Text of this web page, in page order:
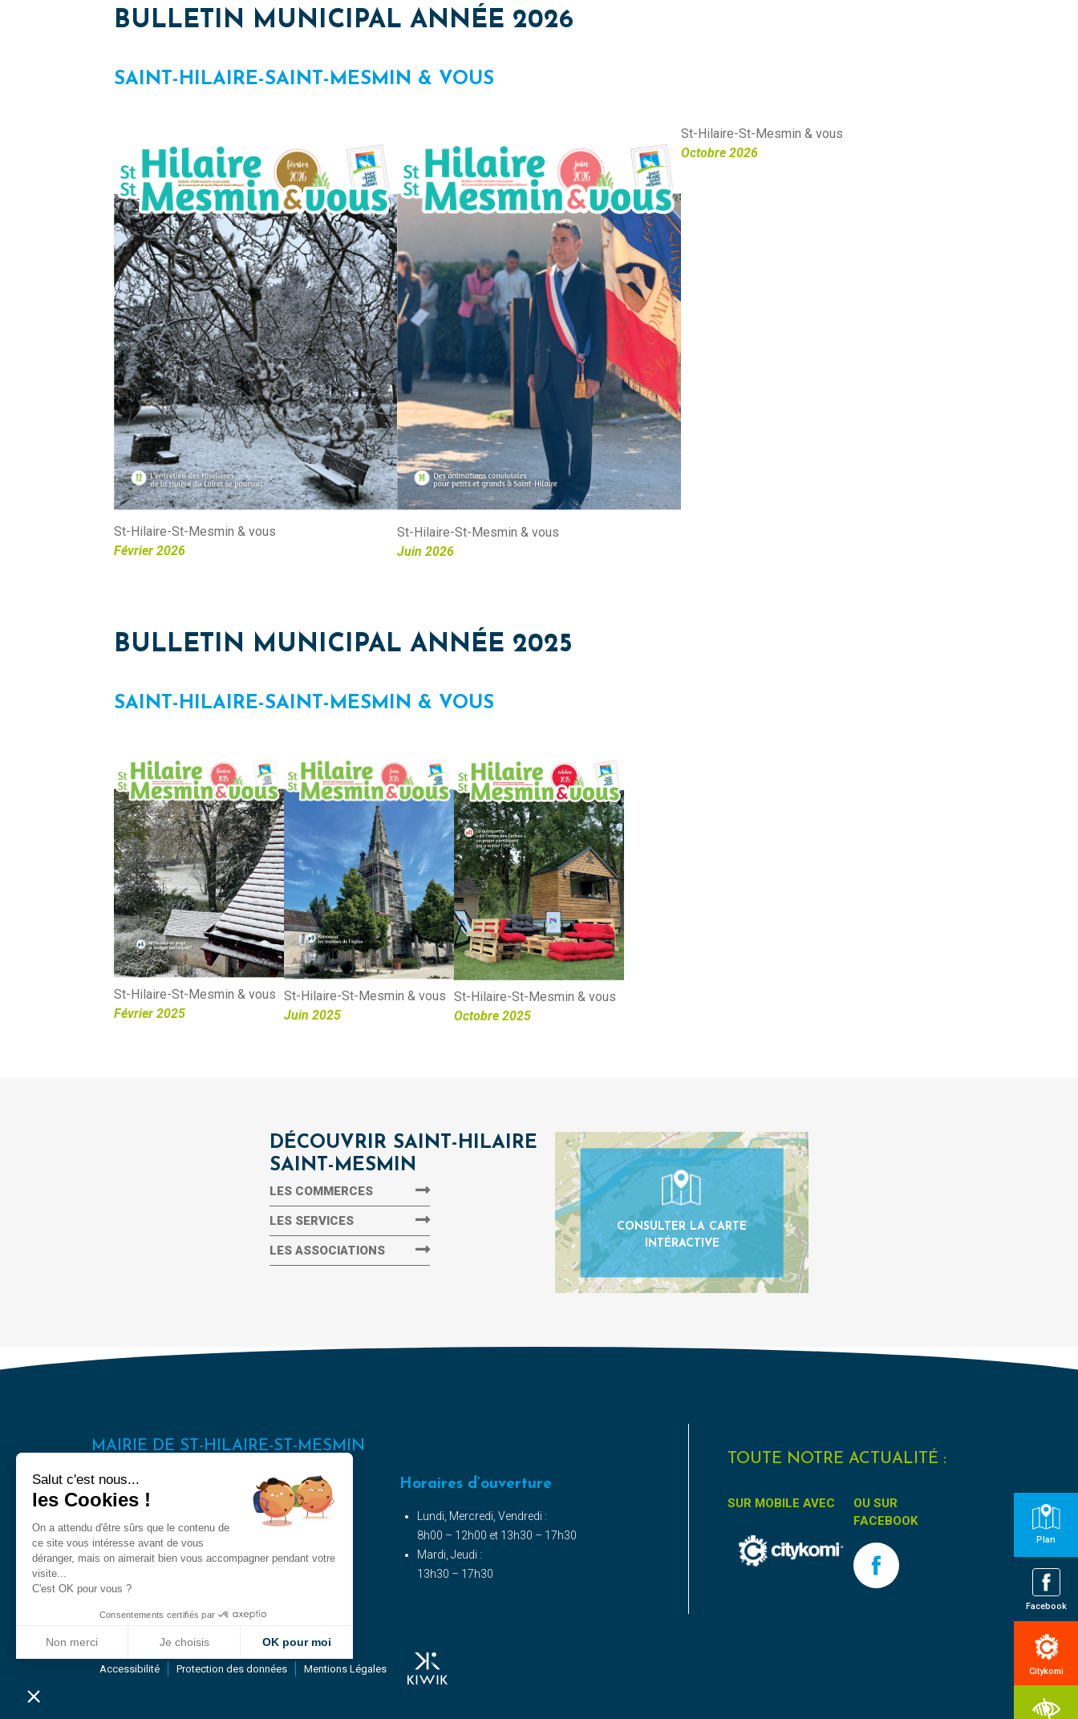
Plan
Facebook
Citykomi
BULLETIN MUNICIPAL ANNÉE 2026
SAINT-HILAIRE-SAINT-MESMIN & VOUS
St-Hilaire-St-Mesmin & vous
Février 2026
St-Hilaire-St-Mesmin & vous
Juin 2026
St-Hilaire-St-Mesmin & vous
Octobre 2026
BULLETIN MUNICIPAL ANNÉE 2025
SAINT-HILAIRE-SAINT-MESMIN & VOUS
St-Hilaire-St-Mesmin & vous
Février 2025
St-Hilaire-St-Mesmin & vous
Juin 2025
St-Hilaire-St-Mesmin & vous
Octobre 2025
DÉCOUVRIR SAINT-HILAIRE
SAINT-MESMIN
LES COMMERCES
LES SERVICES
LES ASSOCIATIONS
CONSULTER LA CARTE
INTÉRACTIVE
MAIRIE DE ST-HILAIRE-ST-MESMIN
494, route d’Orléans
45160 Saint-Hilaire-Saint-Mesmin
Tél : 02 38 76 30 24
Horaires d’ouverture
Lundi, Mercredi, Vendredi :
8h00 – 12h00 et 13h30 – 17h30
Mardi, Jeudi :
13h30 – 17h30
TOUTE NOTRE ACTUALITÉ :
SUR MOBILE AVEC
OU SUR
FACEBOOK
Accessibilité Protection des données Mentions Légales
Salut c'est nous...
les Cookies !
On a attendu d'être sûrs que le contenu de
ce site vous intéresse avant de vous
déranger, mais on aimerait bien vous accompagner pendant votre
visite...
C'est OK pour vous ?
Consentements certifiés par
Non merci Je choisis OK pour moi
Axeptio consent
Plateforme de Gestion du Consentement : Personnalisez vos Options
Notre plateforme vous permet d'adapter et de gérer vos paramètres de confidentialité, en garantissant la conformité avec les réglementations. Personnalisez vos préférences pour